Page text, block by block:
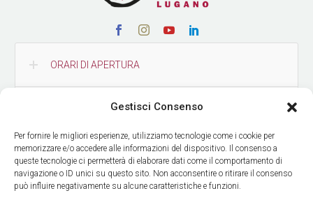
Gestisci Consenso
Per fornire le migliori esperienze, utilizziamo tecnologie come i cookie per
memorizzare e/o accedere alle informazioni del dispositivo. Il consenso a
queste tecnologie ci permetterà di elaborare dati come il comportamento di
navigazione o ID unici su questo sito. Non acconsentire o ritirare il consenso
può influire negativamente su alcune caratteristiche e funzioni.
ORARI DI APERTURA
COME RAGGIUNGERCI